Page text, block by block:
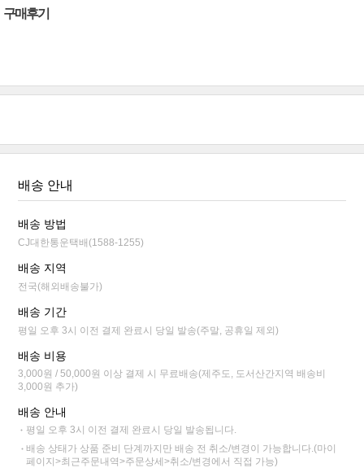
구매후기
배송 안내
배송 방법
CJ대한통운택배(1588-1255)
배송 지역
전국(해외배송불가)
배송 기간
평일 오후 3시 이전 결제 완료시 당일 발송(주말, 공휴일 제외)
배송 비용
3,000원 / 50,000원 이상 결제 시 무료배송(제주도, 도서산간지역 배송비
3,000원 추가)
배송 안내
평일 오후 3시 이전 결제 완료시 당일 발송됩니다.
배송 상태가 상품 준비 단계까지만 배송 전 취소/변경이 가능합니다.(마이
페이지>최근주문내역>주문상세>취소/변경에서 직접 가능)